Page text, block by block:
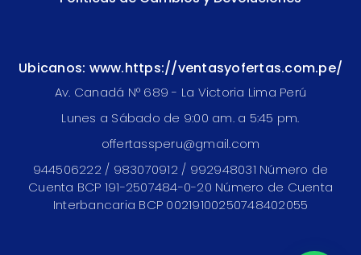
Ubicanos: www.https://ventasyofertas.com.pe/
Av. Canadá N° 689 - La Victoria Lima Perú
Lunes a Sábado de 9:00 am. a 5:45 pm.
offertassperu@gmail.com
944506222 / 983070912 / 992948031 Número de
Cuenta BCP 191-2507484-0-20 Número de Cuenta
Interbancaria BCP 00219100250748402055